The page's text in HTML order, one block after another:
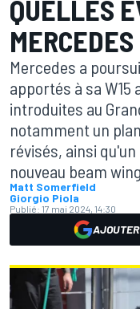
QUELLES
Mercedes a
apportés à sa
introduites au
notamment un
révisés, ainsi
nouveau beam wing.
Matt Somerfield
Giorgio Piola
Publié: 17 mai 2024, 14:30